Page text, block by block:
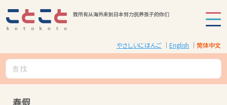
致所有从海外来到日本努力抚养孩子的你们
やさしいにほんご English 简体中文
春假